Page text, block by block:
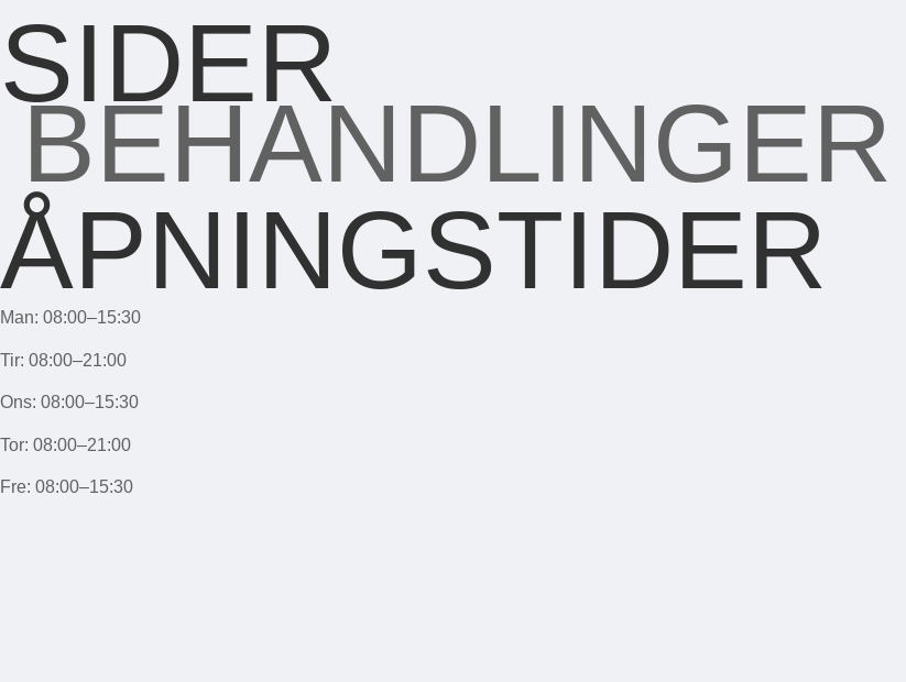
SIDER
BEHANDLINGER
ÅPNINGSTIDER
Man: 08:00–15:30
Tir: 08:00–21:00
Ons: 08:00–15:30
Tor: 08:00–21:00
Fre: 08:00–15:30